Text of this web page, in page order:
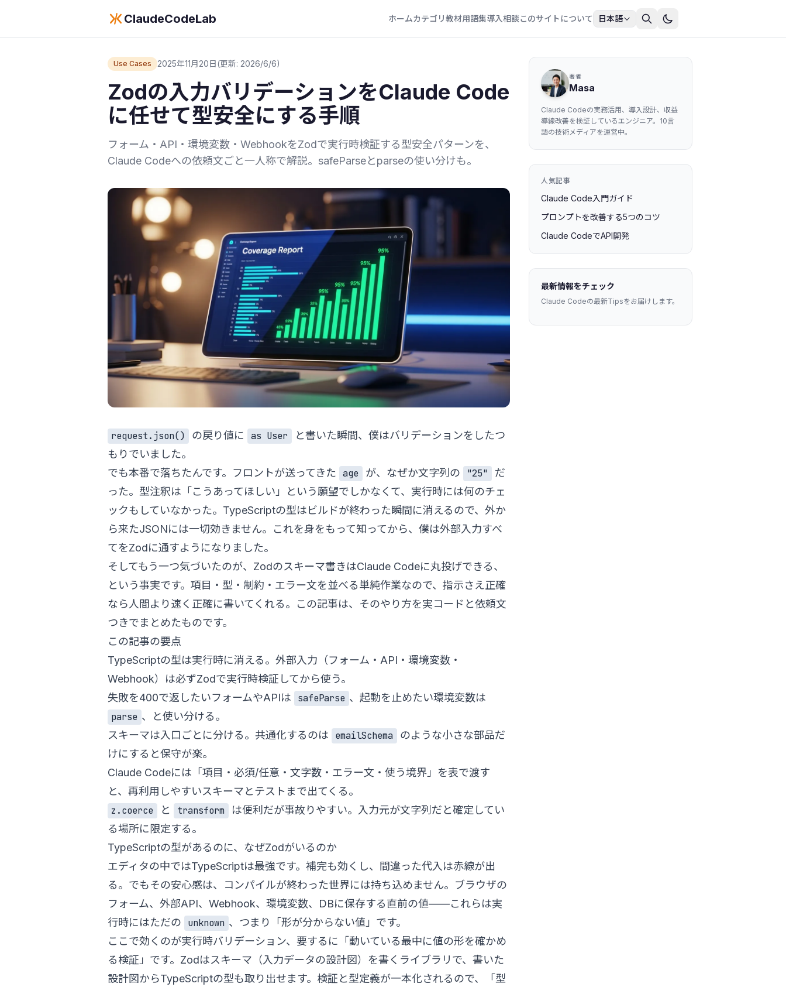
ClaudeCodeLab ホームカテゴリ教材用語集導入相談このサイトについて 日本語
Use Cases 2025年11月20日(更新: 2026/6/6)
Zodの入力バリデーションをClaude Code
に任せて型安全にする手順
フォーム・API・環境変数・WebhookをZodで実行時検証する型安全パターンを、
Claude Codeへの依頼文ごと一人称で解説。safeParseとparseの使い分けも。
request.json() の戻り値に as User
と書いた瞬間、僕はバリデーションをしたつ
もりでいました。
でも本番で落ちたんです。フロントが送ってきた age が、なぜか文字列の "25"
だ
った。型注釈は「こうあってほしい」という願望でしかなくて、実行時には何のチェ
ックもしていなかった。TypeScriptの型はビルドが終わった瞬間に消えるので、外か
ら来たJSONには一切効きません。これを身をもって知ってから、僕は外部入力すべ
てをZodに通すようになりました。
そしてもう一つ気づいたのが、Zodのスキーマ書きはClaude Codeに丸投げできる、
という事実です。項目・型・制約・エラー文を並べる単純作業なので、指示さえ正確
なら人間より速く正確に書いてくれる。この記事は、そのやり方を実コードと依頼文
つきでまとめたものです。
この記事の要点
TypeScriptの型は実行時に消える。外部入力（フォーム・API・環境変数・
Webhook）は必ずZodで実行時検証してから使う。
失敗を400で返したいフォームやAPIは
safeParse 、起動を止めたい環境変数は
parse 、と使い分ける。
スキーマは入口ごとに分ける。共通化するのは
emailSchema
のような小さな部品だ
けにすると保守が楽。
Claude Codeには「項目・必須/任意・文字数・エラー文・使う境界」を表で渡す
と、再利用しやすいスキーマとテストまで出てくる。
z.coerce
と transform
は便利だが事故りやすい。入力元が文字列だと確定してい
る場所に限定する。
TypeScriptの型があるのに、なぜZodがいるのか
エディタの中ではTypeScriptは最強です。補完も効くし、間違った代入は赤線が出
る。でもその安心感は、コンパイルが終わった世界には持ち込めません。ブラウザの
フォーム、外部API、Webhook、環境変数、DBに保存する直前の値——これらは実
行時にはただの
unknown 、つまり「形が分からない値」です。
ここで効くのが実行時バリデーション、要するに「動いている最中に値の形を確かめ
る検証」です。Zodはスキーマ（入力データの設計図）を書くライブラリで、書いた
設計図からTypeScriptの型も取り出せます。検証と型定義が一本化されるので、「型
著者
Masa
Claude Codeの実務活用、導入設計、収益
導線改善を検証しているエンジニア。10言
語の技術メディアを運営中。
人気記事
Claude Code入門ガイド
プロンプトを改善する5つのコツ
Claude CodeでAPI開発
最新情報をチェック
Claude Codeの最新Tipsをお届けします。